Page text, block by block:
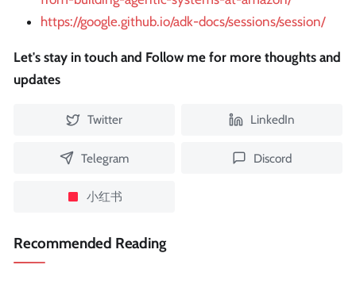
https://google.github.io/adk-docs/sessions/session/
Let's stay in touch and Follow me for more thoughts and
updates
Twitter LinkedIn
Telegram Discord
小红书
Recommended Reading